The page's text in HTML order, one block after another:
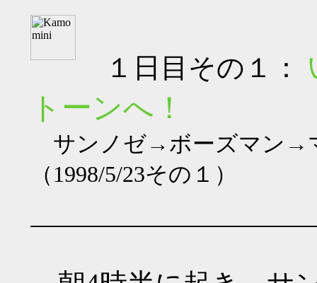
１日目その１：
トーンへ！
サンノゼ→ボーズマン→
（1998/5/23その１）